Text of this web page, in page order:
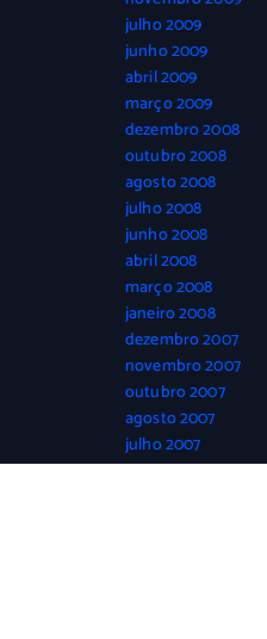
julho 2009
junho 2009
abril 2009
março 2009
dezembro 2008
outubro 2008
agosto 2008
julho 2008
junho 2008
abril 2008
março 2008
janeiro 2008
dezembro 2007
novembro 2007
outubro 2007
agosto 2007
julho 2007
junho 2007